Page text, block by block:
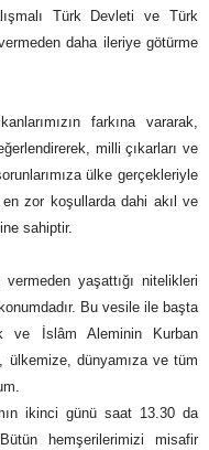
Türk Devleti ve Türk
daha ileriye götürme
farkına vararak,
milli çıkarları ve
ülke gerçekleriyle
n zor koşullarda dahi akıl ve
sahiptir.
yaşattığı nitelikleri
Bu vesile ile başta
ve İslâm Aleminin Kurban
ülkemize, dünyamıza ve tüm
ikinci günü saat 13.30 da
hemşerilerimizi misafir